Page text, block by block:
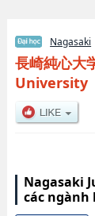
Nagasaki
長崎純心大
University
Nagasaki
các ngành